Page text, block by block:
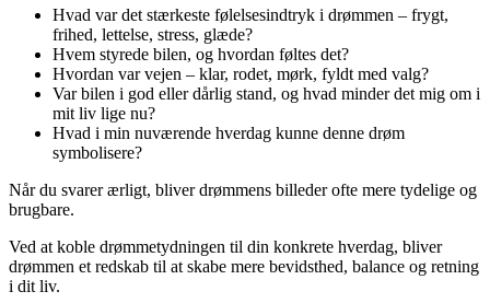
Hvad var det stærkeste følelsesindtryk i drømmen – frygt,
frihed, lettelse, stress, glæde?
Hvem styrede bilen, og hvordan føltes det?
Hvordan var vejen – klar, rodet, mørk, fyldt med valg?
Var bilen i god eller dårlig stand, og hvad minder det mig om i
mit liv lige nu?
Hvad i min nuværende hverdag kunne denne drøm
symbolisere?
Når du svarer ærligt, bliver drømmens billeder ofte mere tydelige og
brugbare.
Ved at koble drømmetydningen til din konkrete hverdag, bliver
drømmen et redskab til at skabe mere bevidsthed, balance og retning
i dit liv.